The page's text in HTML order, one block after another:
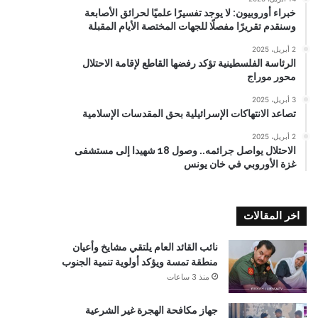
خبراء أوروبيون: لا يوجد تفسيرًا علميًا لحرائق الأصابعة
وسنقدم تقريرًا مفصلًا للجهات المختصة الأيام المقبلة
2 أبريل، 2025
الرئاسة الفلسطينية تؤكد رفضها القاطع لإقامة الاحتلال
محور موراج
3 أبريل، 2025
تصاعد الانتهاكات الإسرائيلية بحق المقدسات الإسلامية
2 أبريل، 2025
الاحتلال يواصل جرائمه.. وصول 18 شهيدا إلى مستشفى
غزة الأوروبي في خان يونس
اخر المقالات
نائب القائد العام يلتقي مشايخ وأعيان
منطقة تمسة ويؤكد أولوية تنمية الجنوب
منذ 3 ساعات
جهاز مكافحة الهجرة غير الشرعية